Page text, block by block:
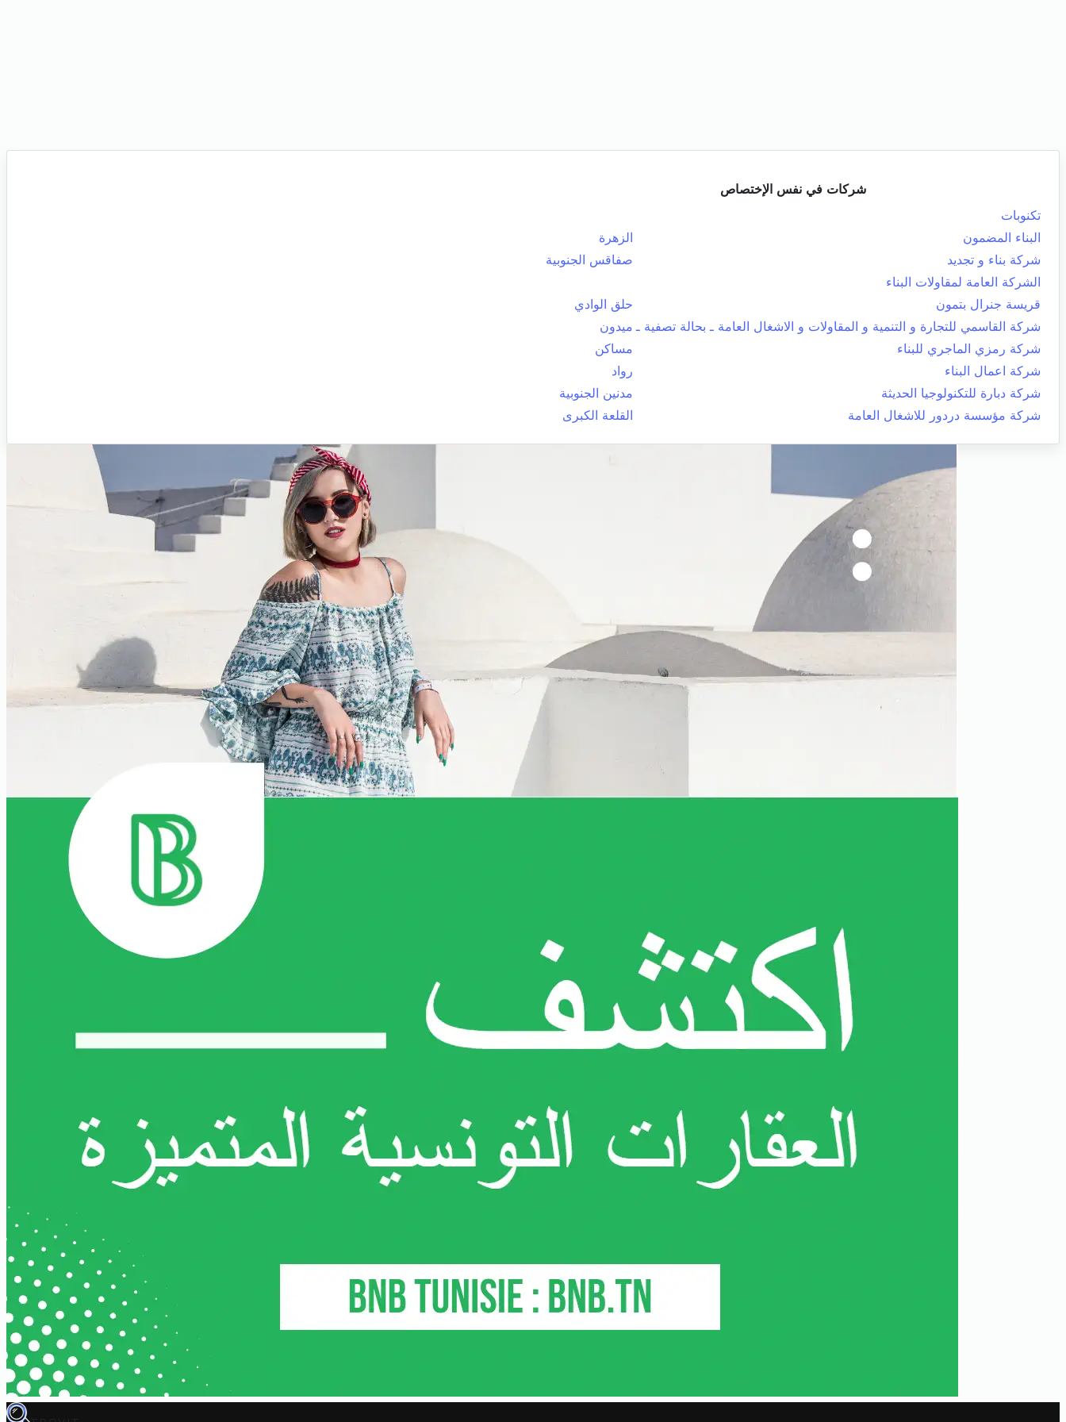
شركات في نفس الإختصاص
تكنوبات
البناء المضمون
الزهرة
شركة بناء و تجديد
صفاقس الجنوبية
الشركة العامة لمقاولات البناء
قريسة جنرال بتمون
حلق الوادي
شركة القاسمي للتجارة و التنمية و المقاولات و الاشغال العامة ـ بحالة تصفية ـ ميدون
شركة رمزي الماجري للبناء
مساكن
شركة اعمال البناء
رواد
شركة دبارة للتكنولوجيا الحديثة
مدنين الجنوبية
شركة مؤسسة دردور للاشغال العامة
القلعة الكبرى